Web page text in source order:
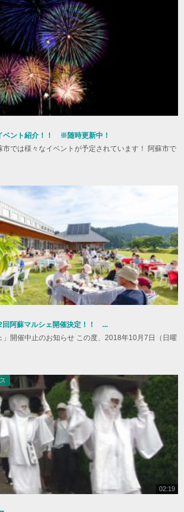
ベント紹介！！ ※随時更新中！
では様々なイベントが予定されています！ 阿蘇市で
回阿蘇マルシェ開催決定！！ ...
開催中止のお知らせ この度、2018年10月7日（日曜
02:19